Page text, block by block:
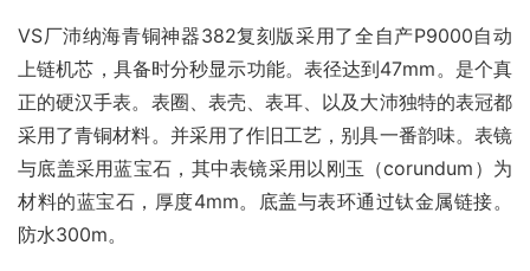
VS厂沛纳海青铜神器382复刻版采用了全自产P9000自动
上链机芯，具备时分秒显示功能。表径达到47mm。是个真
正的硬汉手表。表圈、表壳、表耳、以及大沛独特的表冠都
采用了青铜材料。并采用了作旧工艺，别具一番韵味。表镜
与底盖采用蓝宝石，其中表镜采用以刚玉（corundum）为
材料的蓝宝石，厚度4mm。底盖与表环通过钛金属链接。
防水300m。